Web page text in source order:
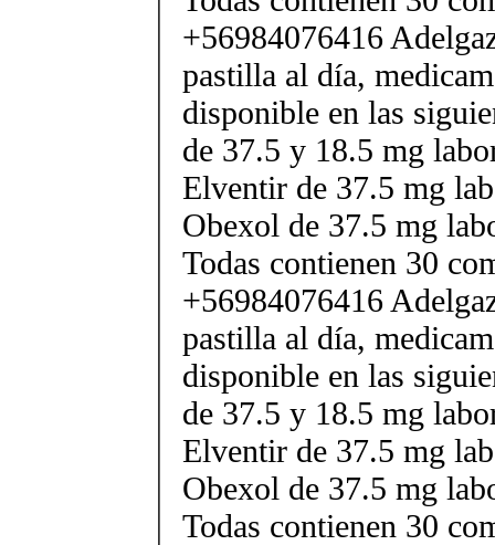
+56984076416
pastilla al día,
disponible en las
de 37.5 y 18.5 mg
Elventir de 37.5 mg
Obexol de 37.5 mg
Todas contienen 30
+56984076416
pastilla al día,
disponible en las
de 37.5 y 18.5 mg
Elventir de 37.5 mg
Obexol de 37.5 mg
Todas contienen 30